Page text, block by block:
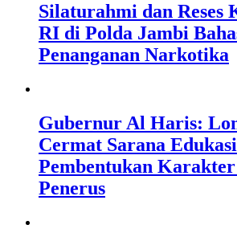
Silaturahmi dan Reses
RI di Polda Jambi
Penanganan Narkotika
Gubernur Al Haris:
Cermat Sarana Edukasi
Pembentukan
Penerus